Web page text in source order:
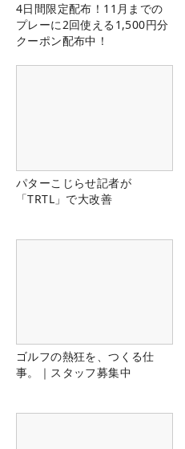
4日間限定配布！11月までの
プレーに2回使える1,500円分
クーポン配布中！
パターこじらせ記者が
「TRTL」で大改善
ゴルフの熱狂を、つくる仕
事。｜スタッフ募集中